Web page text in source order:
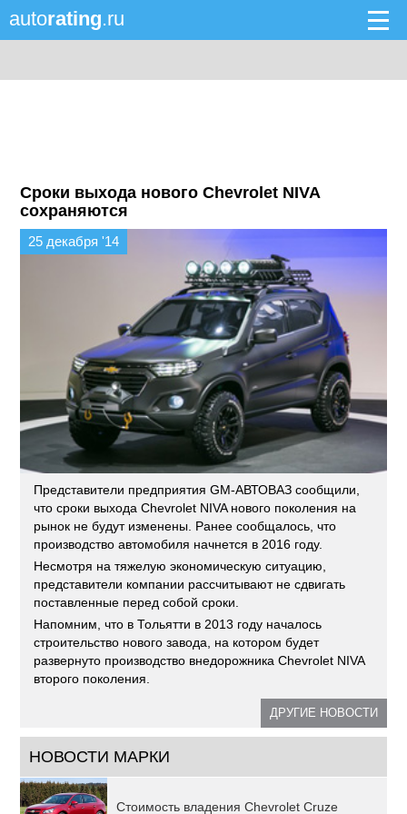
autorating.ru
Сроки выхода нового Chevrolet NIVA
сохраняются
25 декабря '14
Представители предприятия GM-АВТОВАЗ сообщили,
что сроки выхода Chevrolet NIVA нового поколения на
рынок не будут изменены. Ранее сообщалось, что
производство автомобиля начнется в 2016 году.
Несмотря на тяжелую экономическую ситуацию,
представители компании рассчитывают не сдвигать
поставленные перед собой сроки.
Напомним, что в Тольятти в 2013 году началось
строительство нового завода, на котором будет
развернуто производство внедорожника Chevrolet NIVA
второго поколения.
ДРУГИЕ НОВОСТИ
НОВОСТИ МАРКИ
Стоимость владения Chevrolet Cruze